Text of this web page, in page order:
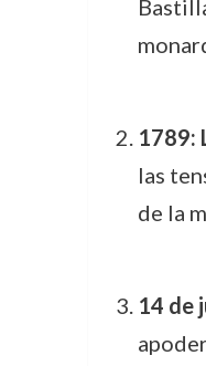
1789:
las
de la
14 de